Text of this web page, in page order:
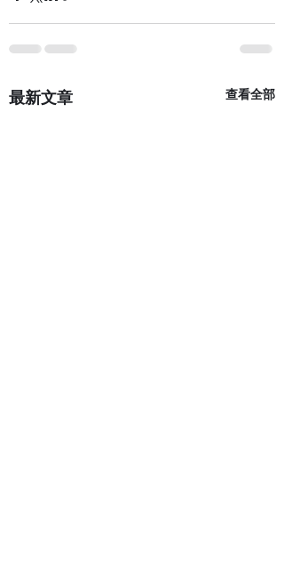
最新文章 查看全部